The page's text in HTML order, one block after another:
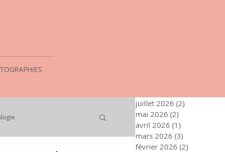
juillet 2026 (2)
mai 2026 (2)
avril 2026 (1)
mars 2026 (3)
février 2026 (2)